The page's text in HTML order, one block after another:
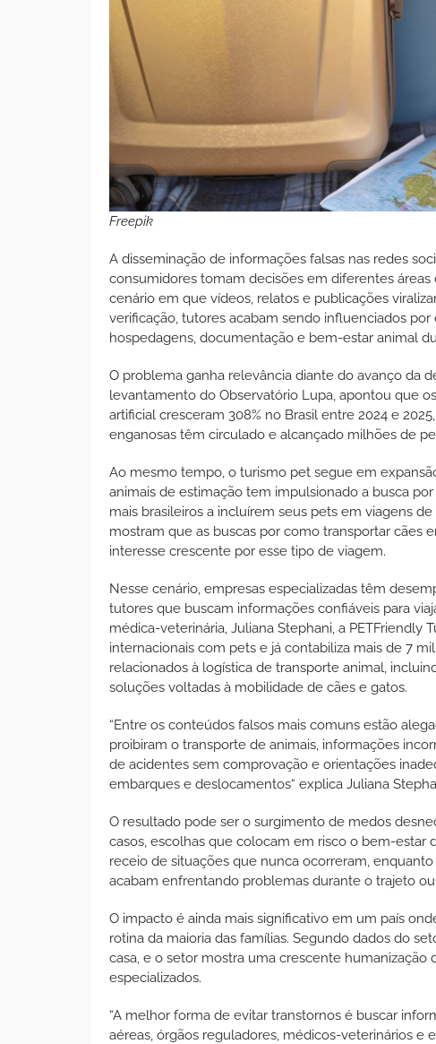
Freepik
A disseminação de informações falsas nas redes
consumidores tomam decisões em diferentes
cenário em que vídeos, relatos e publicações
verificação, tutores acabam sendo influenciados
hospedagens, documentação e bem-estar animal
O problema ganha relevância diante do avanço da
levantamento do Observatório Lupa, apontou que
artificial cresceram 308% no Brasil entre 2024 e
enganosas têm circulado e alcançado milhões de
Ao mesmo tempo, o turismo pet segue em
animais de estimação tem impulsionado a busca
mais brasileiros a incluírem seus pets em viagens
mostram que as buscas por como transportar cães
interesse crescente por esse tipo de viagem.
Nesse cenário, empresas especializadas têm
tutores que buscam informações confiáveis para
médica-veterinária, Juliana Stephani, a PETFriendly
internacionais com pets e já contabiliza mais de 7
relacionados à logística de transporte animal,
soluções voltadas à mobilidade de cães e gatos.
“Entre os conteúdos falsos mais comuns estão
proibiram o transporte de animais, informações
de acidentes sem comprovação e orientações
embarques e deslocamentos“ explica Juliana
O resultado pode ser o surgimento de medos
casos, escolhas que colocam em risco o bem-estar
receio de situações que nunca ocorreram,
acabam enfrentando problemas durante o trajeto
O impacto é ainda mais significativo em um país
rotina da maioria das famílias. Segundo dados do
casa, e o setor mostra uma crescente
especializados.
“A melhor forma de evitar transtornos é buscar
aéreas, órgãos reguladores, médicos-veterinários e